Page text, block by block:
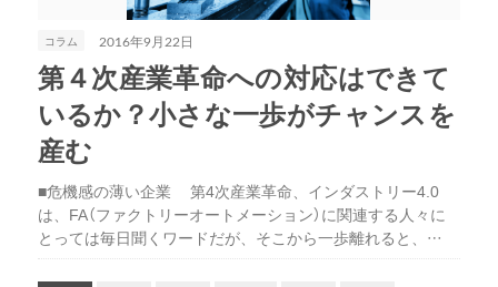
コラム 2016年9月22日
第４次産業革命への対応はできて
いるか？小さな一歩がチャンスを
産む
■危機感の薄い企業 第4次産業革命、インダストリー4.0
は、FA（ファクトリーオートメーション）に関連する人々に
とっては毎日聞くワードだが、そこから一歩離れると、…